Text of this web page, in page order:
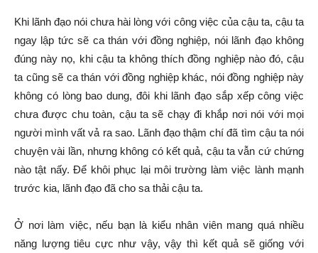
Khi lãnh đạo nói chưa hài lòng với công việc của cậu ta, cậu ta
ngay lập tức sẽ ca thán với đồng nghiệp, nói lãnh đạo không
đúng này nọ, khi cậu ta không thích đồng nghiệp nào đó, cậu
ta cũng sẽ ca thán với đồng nghiệp khác, nói đồng nghiệp này
không có lòng bao dung, đôi khi lãnh đạo sắp xếp công việc
chưa được chu toàn, cậu ta sẽ chạy đi khắp nơi nói với mọi
người mình vất vả ra sao. Lãnh đạo thậm chí đã tìm cậu ta nói
chuyện vài lần, nhưng không có kết quả, cậu ta vẫn cứ chứng
nào tật nấy. Để khôi phục lại môi trường làm việc lành mạnh
trước kia, lãnh đạo đã cho sa thải cậu ta.
Ở nơi làm việc, nếu bạn là kiểu nhân viên mang quá nhiều
năng lượng tiêu cực như vậy, vậy thì kết quả sẽ giống với